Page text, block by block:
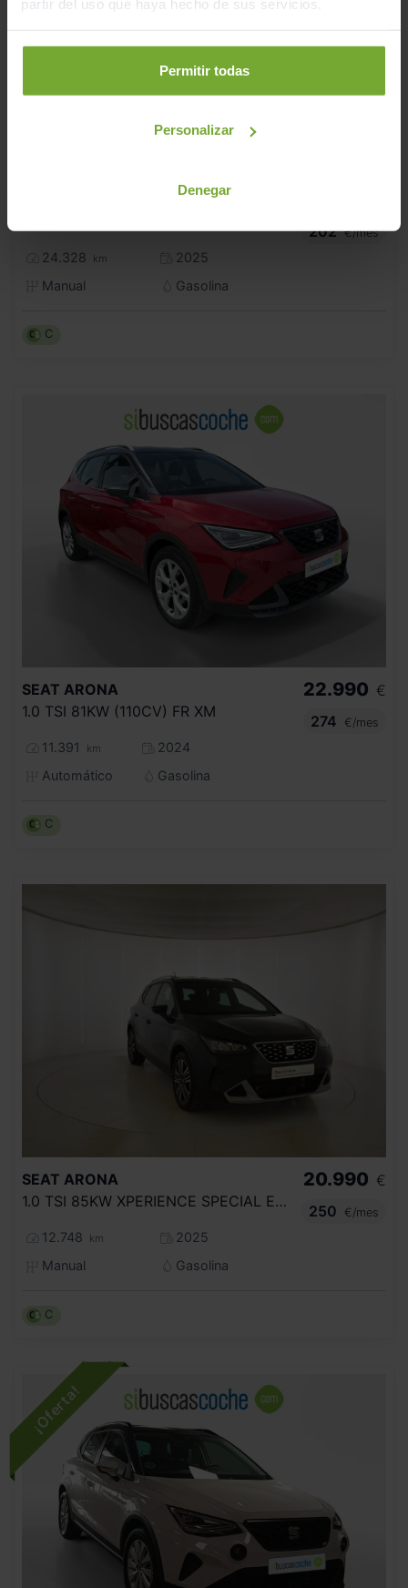
partir del uso que haya hecho de sus servicios.
Permitir todas
Personalizar
Denegar
24.328 km
2025
Manual
Gasolina
202 €/mes
C
SEAT ARONA
1.0 TSI 81KW (110CV) FR XM
11.391 km
2024
Automático
Gasolina
22.990 €
274
€/mes
C
SEAT ARONA
1.0 TSI 85KW XPERIENCE SPECIAL EDITION
12.748 km
2025
Manual
Gasolina
20.990 €
250
€/mes
C